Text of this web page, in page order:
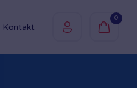
Kontakt
0